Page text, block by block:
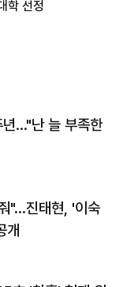
학 선정
…"난 늘 부족한
"…진태현, '이숙
개